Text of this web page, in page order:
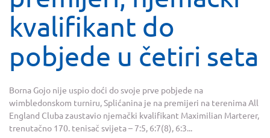
kvalifikant do
pobjede u četiri seta
Borna Gojo nije uspio doći do svoje prve pobjede na
wimbledonskom turniru, Splićanina je na premijeri na terenima All
England Cluba zaustavio njemački kvalifikant Maximilian Marterer,
trenutačno 170. tenisač svijeta – 7:5, 6:7(8), 6:3...